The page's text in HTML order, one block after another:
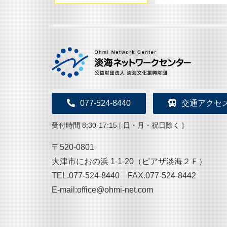
077-524-8440 交通アクセ
受付時間 8:30-17:15 [ 日・月・祝日除く ]
〒520-0801
大津市におの浜 1-1-20（ピアザ淡海２Ｆ）
TEL.077-524-8440 FAX.077-524-8442
E-mail:office@ohmi-net.com